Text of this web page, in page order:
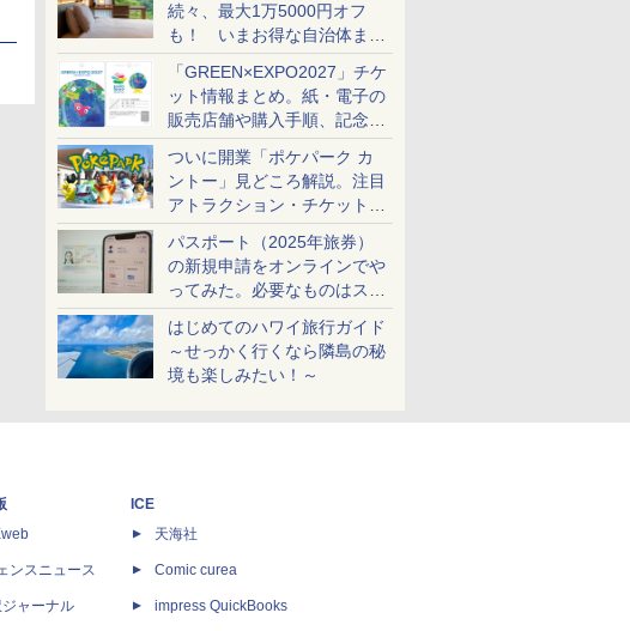
続々、最大1万5000円オフ
も！ いまお得な自治体まと
め
「GREEN×EXPO2027」チケ
ット情報まとめ。紙・電子の
販売店舗や購入手順、記念チ
ケットも解説
ついに開業「ポケパーク カ
ントー」見どころ解説。注目
アトラクション・チケット手
配・来場前に必要な準備は？
パスポート（2025年旅券）
の新規申請をオンラインでや
ってみた。必要なものはスマ
ホとマイナカードのみ
はじめてのハワイ旅行ガイド
～せっかく行くなら隣島の秘
境も楽しみたい！～
ンスニュース
ャーナル
ICE
天海社
Comic curea
impress QuickBooks